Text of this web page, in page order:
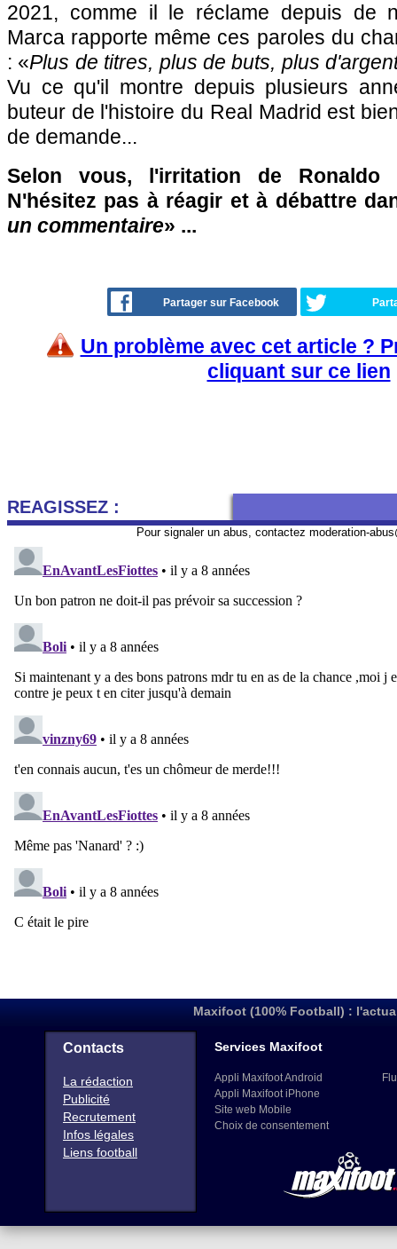
2021, comme il le réclame depuis de
Marca rapporte même ces paroles du
: «Plus de titres, plus de buts, plus
Vu ce qu'il montre depuis plusieurs
buteur de l'histoire du Real Madrid est
de demande...
Selon vous, l'irritation de Ronaldo
N'hésitez pas à réagir et à débattre
un commentaire» ...
Partager sur Facebook
Un problème avec cet article ?
cliquant sur ce lien
REAGISSEZ :
Pour signaler un abus, contactez moderation-
Maxifoot (100% Football) :
Contacts
La rédaction
Publicité
Recrutement
Infos légales
Liens football
Services Maxifoot
Appli Maxifoot Android
Appli Maxifoot iPhone
Site web Mobile
Choix de consentement